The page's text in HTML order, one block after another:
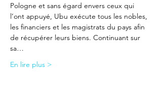
Pologne et sans égard envers ceux qui
l’ont appuyé, Ubu exécute tous les nobles,
les financiers et les magistrats du pays afin
de récupérer leurs biens. Continuant sur
sa…
En lire plus >